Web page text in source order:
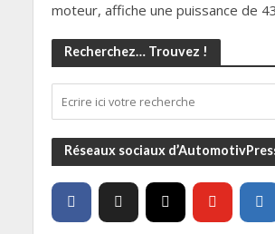
moteur, affiche une puissance de
Recherchez… Trouvez !
Réseaux sociaux